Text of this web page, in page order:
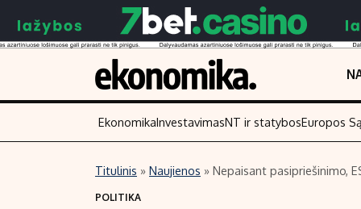
Turinys
EkonomikaInvestavimasNT ir statybosEuropos
Titulinis » Naujienos » Nepaisant pasipriešinimo,
POLITIKA